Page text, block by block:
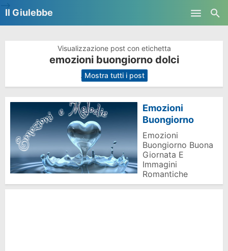
Il Giulebbe
Visualizzazione post con etichetta
emozioni buongiorno dolci
. Mostra tutti i post
Emozioni
Buongiorno
Emozioni
Buongiorno Buona
Giornata E
Immagini
Romantiche